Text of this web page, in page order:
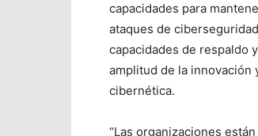
capacidades para
ataques de
capacidades de respaldo
amplitud de la innovación
cibernética.
“Las organizaciones